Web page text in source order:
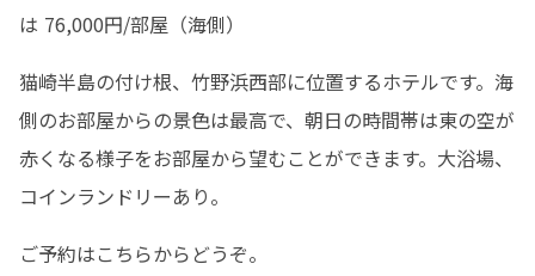
は 76,000円/部屋（海側）
猫崎半島の付け根、竹野浜西部に位置するホテルです。海
側のお部屋からの景色は最高で、朝日の時間帯は東の空が
赤くなる様子をお部屋から望むことができます。大浴場、
コインランドリーあり。
ご予約はこちらからどうぞ。